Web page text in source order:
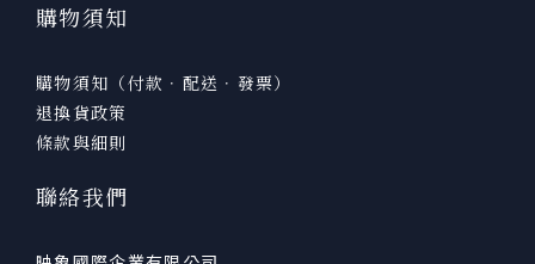
購物須知
購物須知（付款．配送．發票）
退換貨政策
條款與細則
聯絡我們